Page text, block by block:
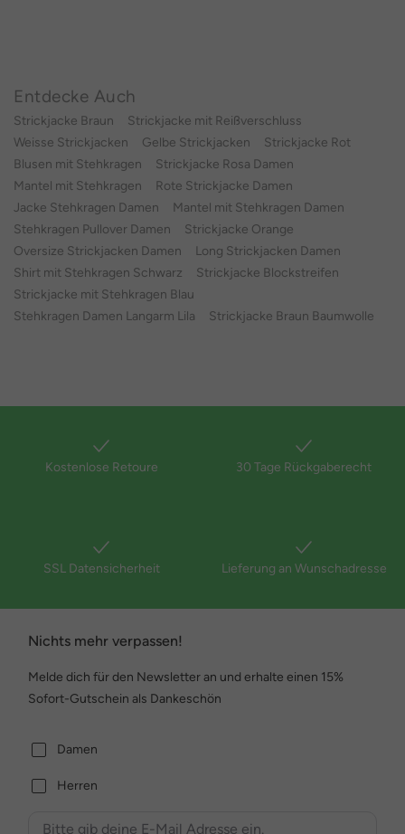
Entdecke Auch
Strickjacke Braun
Strickjacke mit Reißverschluss
Weisse Strickjacken
Gelbe Strickjacken
Strickjacke Rot
Blusen mit Stehkragen
Strickjacke Rosa Damen
Mantel mit Stehkragen
Rote Strickjacke Damen
Jacke Stehkragen Damen
Mantel mit Stehkragen Damen
Stehkragen Pullover Damen
Strickjacke Orange
Oversize Strickjacken Damen
Long Strickjacken Damen
Shirt mit Stehkragen Schwarz
Strickjacke Blockstreifen
Strickjacke mit Stehkragen Blau
Stehkragen Damen Langarm Lila
Strickjacke Braun Baumwolle
Kostenlose Retoure 30 Tage Rückgaberecht
SSL Datensicherheit Lieferung an Wunschadresse
Nichts mehr verpassen!
Melde dich für den Newsletter an und erhalte einen 15%
Sofort-Gutschein als Dankeschön
Damen
Herren